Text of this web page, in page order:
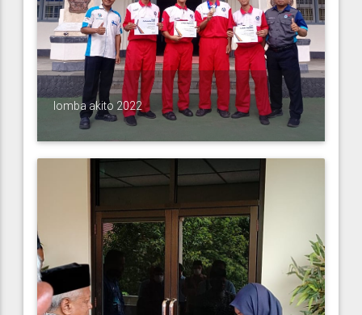
lomba akito 2022